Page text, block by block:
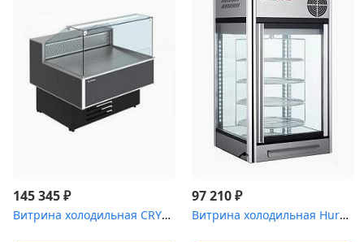
145 345₽
Витрина холодильная CRYSPI ВПС Sonata Q 1800 [(RAL 7016)]
97 210₽
Витрина холодильная Hurakan [HKN-UPD108]